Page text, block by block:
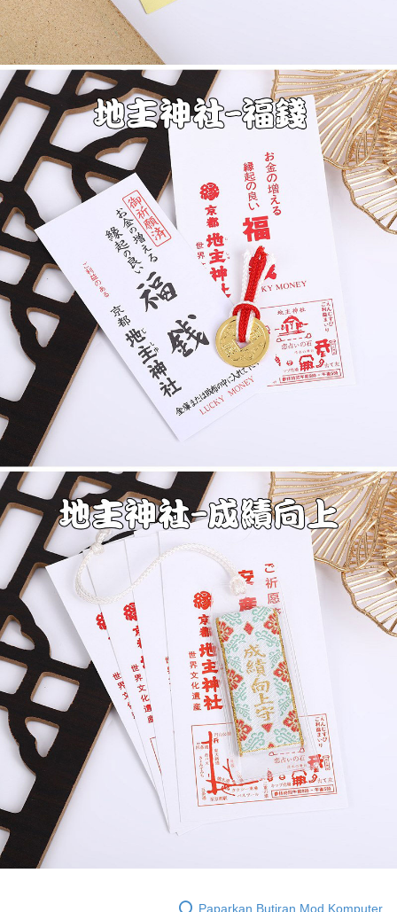
Paparkan Butiran Mod Komputer